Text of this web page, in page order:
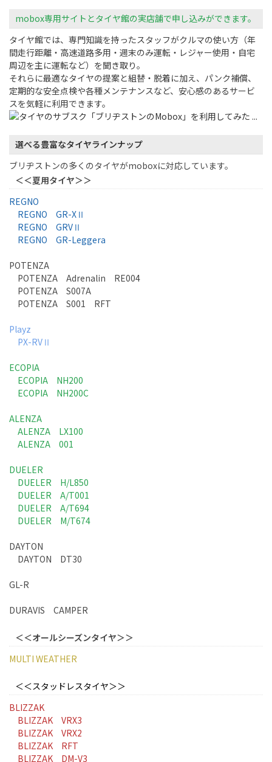
mobox専用サイトとタイヤ館の実店舗で申し込みができます。
タイヤ館では、専門知識を持ったスタッフがクルマの使い方（年
間走行距離・高速道路多用・週末のみ運転・レジャー使用・自宅
周辺を主に運転など）を聞き取り。
それらに最適なタイヤの提案と組替・脱着に加え、パンク補償、
定期的な安全点検や各種メンテナンスなど、安心感のあるサービ
スを気軽に利用できます。
選べる豊富なタイヤラインナップ
ブリヂストンの多くのタイヤがmoboxに対応しています。
＜＜夏用タイヤ＞＞
REGNO
REGNO GR-XⅡ
REGNO GRVⅡ
REGNO GR-Leggera
POTENZA
POTENZA Adrenalin RE004
POTENZA S007A
POTENZA S001 RFT
Playz
PX-RVⅡ
ECOPIA
ECOPIA NH200
ECOPIA NH200C
ALENZA
ALENZA LX100
ALENZA 001
DUELER
DUELER H/L850
DUELER A/T001
DUELER A/T694
DUELER M/T674
DAYTON
DAYTON DT30
GL-R
DURAVIS CAMPER
＜＜オールシーズンタイヤ＞＞
MULTI WEATHER
＜＜スタッドレスタイヤ＞＞
BLIZZAK
BLIZZAK VRX3
BLIZZAK VRX2
BLIZZAK RFT
BLIZZAK DM-V3